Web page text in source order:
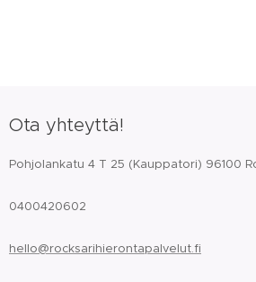
Ota yhteyttä!
Pohjolankatu 4 T 25 (Kauppatori) 96100
0400420602
hello@rocksarihierontapalvelut.fi